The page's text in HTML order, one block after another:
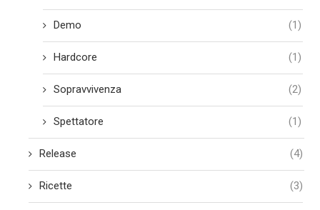
Demo (1)
Hardcore (1)
Sopravvivenza (2)
Spettatore (1)
Release (4)
Ricette (3)